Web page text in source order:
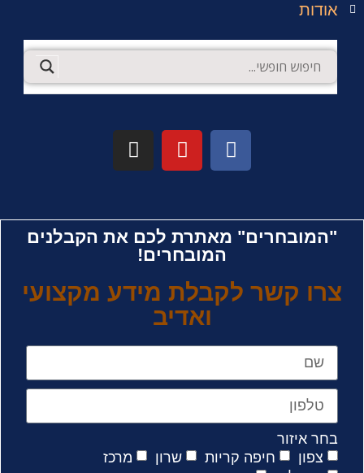
אודות
"המובחרים" מאתרת לכם את הקבלנים
המובחרים!
צרו קשר לקבלת מידע מקצועי
ואדיב
בחר איזור
צפון
חיפה קריות שרון
מרכז